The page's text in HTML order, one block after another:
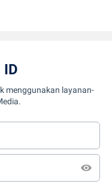
ID
menggunakan layanan-